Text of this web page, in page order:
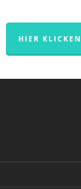
HIER KLICKEN